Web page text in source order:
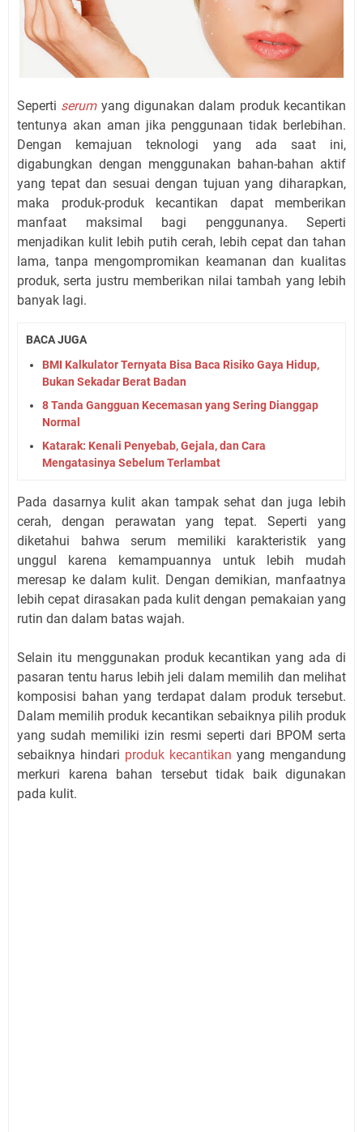
Seperti serumyang digunakan dalam produk kecantikan
tentunya akan aman jika penggunaan tidak berlebihan.
Dengan kemajuan teknologi yang ada saat ini,
digabungkan dengan menggunakan bahan-bahan aktif
yang tepat dan sesuai dengan tujuan yang diharapkan,
maka produk-produk kecantikan dapat memberikan
manfaat maksimal bagi penggunanya. Seperti
menjadikan kulit lebih putih cerah, lebih cepat dan tahan
lama, tanpa mengompromikan keamanan dan kualitas
produk, serta justru memberikan nilai tambah yang lebih
banyak lagi.
BACA JUGA
BMI Kalkulator Ternyata Bisa Baca Risiko Gaya Hidup,
Bukan Sekadar Berat Badan
8 Tanda Gangguan Kecemasan yang Sering Dianggap
Normal
Katarak: Kenali Penyebab, Gejala, dan Cara
Mengatasinya Sebelum Terlambat
Pada dasarnya kulit akan tampak sehat dan juga lebih
cerah, dengan perawatan yang tepat. Seperti yang
diketahui bahwa serum memiliki karakteristik yang
unggul karena kemampuannya untuk lebih mudah
meresap ke dalam kulit. Dengan demikian, manfaatnya
lebih cepat dirasakan pada kulit dengan pemakaian yang
rutin dan dalam batas wajah.
Selain itu menggunakan produk kecantikan yang ada di
pasaran tentu harus lebih jeli dalam memilih dan melihat
komposisi bahan yang terdapat dalam produk tersebut.
Dalam memilih produk kecantikan sebaiknya pilih produk
yang sudah memiliki izin resmi seperti dari BPOM serta
sebaiknya hindari produk kecantikan yang mengandung
merkuri karena bahan tersebut tidak baik digunakan
pada kulit.